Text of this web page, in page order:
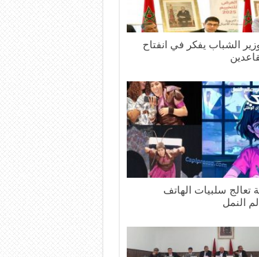
الشباب يفكر في انفتاح
سلبيات الهاتف
النمل